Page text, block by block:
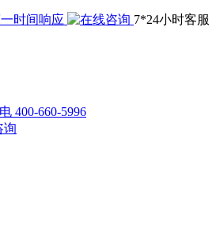
时间响应
7*24小时客服
400-660-5996
询